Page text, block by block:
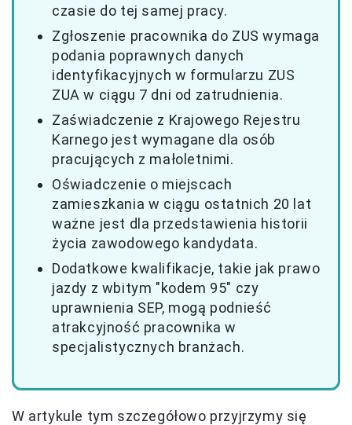
czasie do tej samej pracy.
Zgłoszenie pracownika do ZUS wymaga
podania poprawnych danych
identyfikacyjnych w formularzu ZUS
ZUA w ciągu 7 dni od zatrudnienia.
Zaświadczenie z Krajowego Rejestru
Karnego jest wymagane dla osób
pracujących z małoletnimi.
Oświadczenie o miejscach
zamieszkania w ciągu ostatnich 20 lat
ważne jest dla przedstawienia historii
życia zawodowego kandydata.
Dodatkowe kwalifikacje, takie jak prawo
jazdy z wbitym "kodem 95" czy
uprawnienia SEP, mogą podnieść
atrakcyjność pracownika w
specjalistycznych branżach.
W artykule tym szczegółowo przyjrzymy się